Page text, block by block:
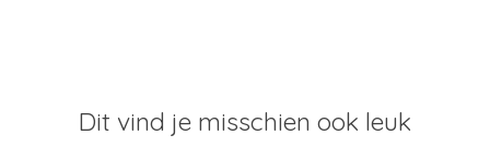
Dit vind je misschien ook leuk